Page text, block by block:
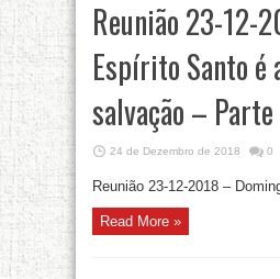
Reunião 23-12-
Espírito Santo é
salvação –
24 de Dezembro de 2018 0
Reunião 23-12-2018 –
Read More »